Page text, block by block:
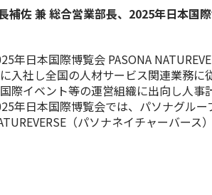
佐 兼 総合営業部長、2025年日本国
年日本国際博覧会 PASONA
入社し全国の人材サービス関連業務に
際イベント等の運営組織に出向し人事
年日本国際博覧会では、パソナグルー
（パソナネイチャーバース